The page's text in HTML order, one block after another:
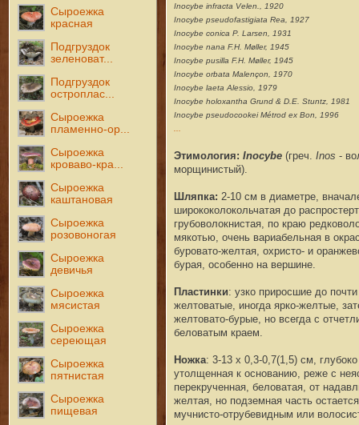
Сыроежка
красная
Подгруздок
зеленоват...
Подгруздок
остроплас...
Сыроежка
пламенно-ор...
Сыроежка
кроваво-кра...
Сыроежка
каштановая
Сыроежка
розовоногая
Сыроежка
девичья
Сыроежка
мясистая
Сыроежка
сереющая
Сыроежка
пятнистая
Сыроежка
пищевая
Inocybe infracta Velen., 1920
Inocybe pseudofastigiata Rea, 1927
Inocybe conica P. Larsen, 1931
Inocybe nana F.H. Møller, 1945
Inocybe pusilla F.H. Møller, 1945
Inocybe orbata Malençon, 1970
Inocybe laeta Alessio, 1979
Inocybe holoxantha Grund & D.E. Stuntz, 1981
Inocybe pseudocookei Métrod ex Bon, 1996
Этимология: Inocybe (греч. Inos -
морщинистый).
Шляпка: 2-10 см в диаметре,
ширококолокольчатая до
грубоволокнистая, по краю
мякотью, очень вариабельная в
буровато-желтая, охристо- и
бурая, особенно на вершине.
Пластинки: узко приросшие до
желтоватые, иногда ярко-желтые,
желтовато-бурые, но всегда с
беловатым краем.
Ножка: 3-13 х 0,3-0,7(1,5) см,
утолщенная к основанию, реже с
перекрученная, беловатая, от
желтая, но подземная часть
мучнисто-отрубевидным или